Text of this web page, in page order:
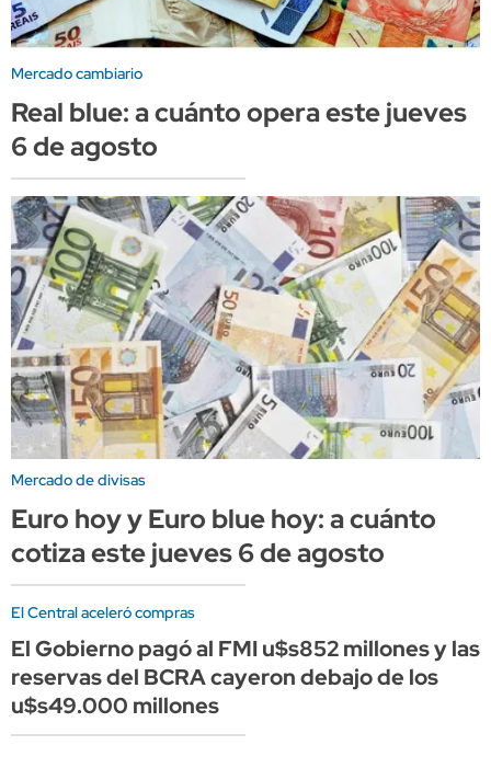
Mercado cambiario
Real blue: a cuánto opera este jueves
6 de agosto
Mercado de divisas
Euro hoy y Euro blue hoy: a cuánto
cotiza este jueves 6 de agosto
El Central aceleró compras
El Gobierno pagó al FMI u$s852 millones y las
reservas del BCRA cayeron debajo de los
u$s49.000 millones